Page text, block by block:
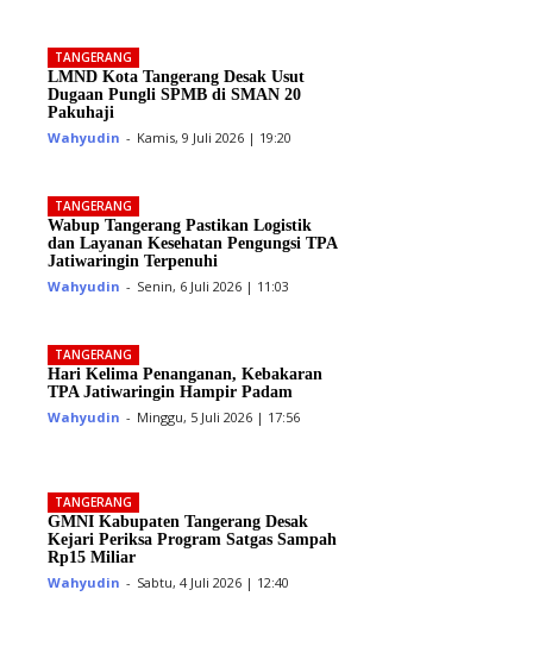
TANGERANG
LMND Kota Tangerang Desak Usut
Dugaan Pungli SPMB di SMAN 20
Pakuhaji
Wahyudin - Kamis, 9 Juli 2026 | 19:20
TANGERANG
Wabup Tangerang Pastikan Logistik
dan Layanan Kesehatan Pengungsi TPA
Jatiwaringin Terpenuhi
Wahyudin - Senin, 6 Juli 2026 | 11:03
TANGERANG
Hari Kelima Penanganan, Kebakaran
TPA Jatiwaringin Hampir Padam
Wahyudin - Minggu, 5 Juli 2026 | 17:56
TANGERANG
GMNI Kabupaten Tangerang Desak
Kejari Periksa Program Satgas Sampah
Rp15 Miliar
Wahyudin - Sabtu, 4 Juli 2026 | 12:40